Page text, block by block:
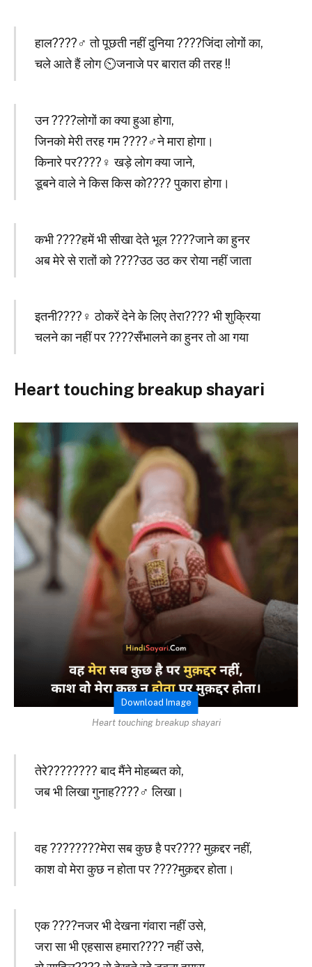
हाल????‍♂️ तो पूछती नहीं दुनिया ????जिंदा लोगों का,
चले आते हैं लोग ⏲जनाजे पर बारात की तरह !!
उन ????लोगों का क्या हुआ होगा,
जिनको मेरी तरह गम ????‍♂️ने मारा होगा।
किनारे पर????‍♀️ खड़े लोग क्या जाने,
डूबने वाले ने किस किस को???? पुकारा होगा।
कभी ????हमें भी सीखा देते भूल ????जाने का हुनर
अब मेरे से रातों को ????उठ उठ कर रोया नहीं जाता
इतनी????‍♀️ ठोकरें देने के लिए तेरा???? भी शुक्रिया
चलने का नहीं पर ????सँभालने का हुनर तो आ गया
Heart touching breakup shayari
Download Image
Heart touching breakup shayari
तेरे????‍???? बाद मैंने मोहब्बत को,
जब भी लिखा गुनाह????‍♂️ लिखा।
वह ????‍????मेरा सब कुछ है पर???? मुक़द्दर नहीं,
काश वो मेरा कुछ न होता पर ????मुक़द्दर होता।
एक ????नजर भी देखना गंवारा नहीं उसे,
जरा सा भी एहसास हमारा???? नहीं उसे,